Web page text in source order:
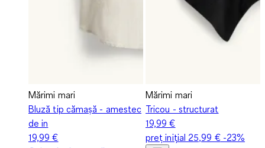
Mărimi mari
Bluză tip cămașă - amestec
de in
19,99 €
Mărimi mari
Tricou - structurat
19,99 €
preț inițial 25,99 €-23%